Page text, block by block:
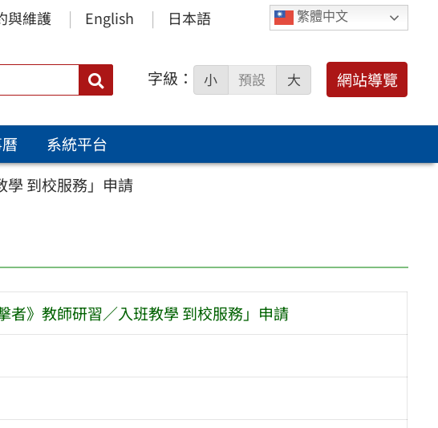
繁體中文
與維護 English 日本語
搜
尋：
字級： 小 預設 大 網站導覽
系統平台
學 到校服務」申請
者》教師研習／入班教學 到校服務」申請